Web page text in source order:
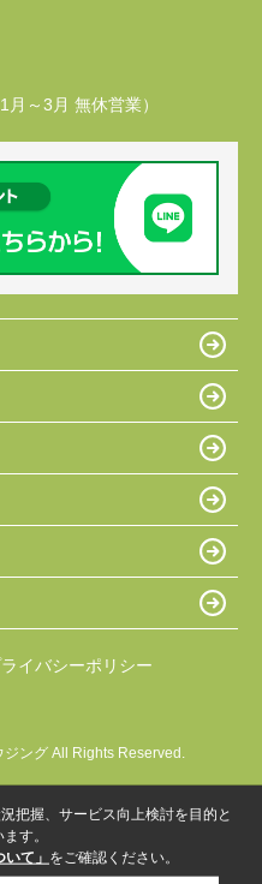
～3月 無休営業）
イバシーポリシー
ング All Rights Reserved.
把握、サービス向上検討を目的と
す。
て」 をご確認ください。